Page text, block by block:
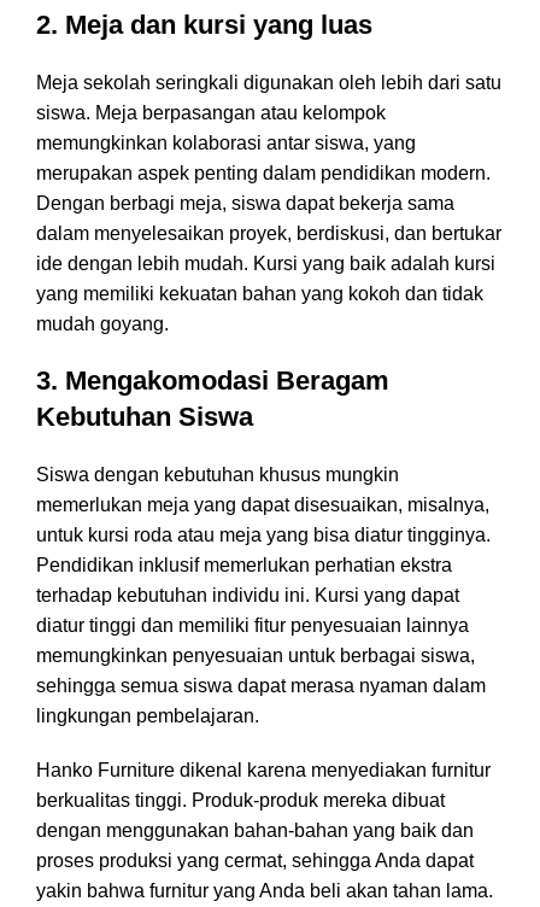
2. Meja dan kursi yang luas
Meja sekolah seringkali digunakan oleh lebih dari satu
siswa. Meja berpasangan atau kelompok
memungkinkan kolaborasi antar siswa, yang
merupakan aspek penting dalam pendidikan modern.
Dengan berbagi meja, siswa dapat bekerja sama
dalam menyelesaikan proyek, berdiskusi, dan bertukar
ide dengan lebih mudah. Kursi yang baik adalah kursi
yang memiliki kekuatan bahan yang kokoh dan tidak
mudah goyang.
3. Mengakomodasi Beragam
Kebutuhan Siswa
Siswa dengan kebutuhan khusus mungkin
memerlukan meja yang dapat disesuaikan, misalnya,
untuk kursi roda atau meja yang bisa diatur tingginya.
Pendidikan inklusif memerlukan perhatian ekstra
terhadap kebutuhan individu ini. Kursi yang dapat
diatur tinggi dan memiliki fitur penyesuaian lainnya
memungkinkan penyesuaian untuk berbagai siswa,
sehingga semua siswa dapat merasa nyaman dalam
lingkungan pembelajaran.
Hanko Furniture dikenal karena menyediakan furnitur
berkualitas tinggi. Produk-produk mereka dibuat
dengan menggunakan bahan-bahan yang baik dan
proses produksi yang cermat, sehingga Anda dapat
yakin bahwa furnitur yang Anda beli akan tahan lama.